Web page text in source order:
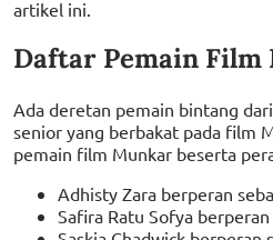
artikel ini.
Daftar Pemain Film
Ada deretan pemain bintang
senior yang berbakat pada film
pemain film Munkar beserta
Adhisty Zara berperan
Safira Ratu Sofya